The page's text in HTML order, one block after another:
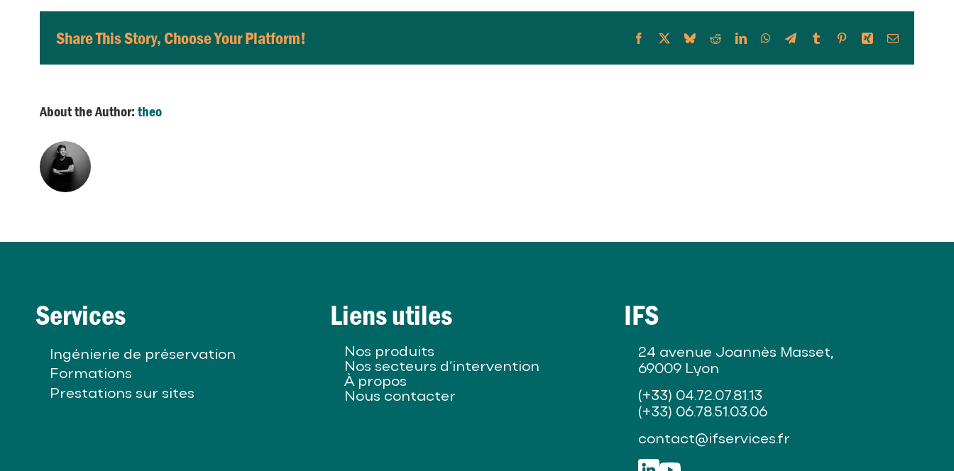
entre
Share This Story, Choose Your Platform! Facebook
X BlueskyRedditLinkedInWhatsApp
TelegramTumblrPinterestXing Email
About the Author: theo
Services
Ingénierie de préservation
Formations
Prestations sur sites
Liens utiles
Nos produits
Nos secteurs d’intervention
À propos
Nous contacter
IFS
24 avenue Joannès Masset,
69009 Lyon
(+33) 04.72.07.81.13
(+33) 06.78.51.03.06
contact@ifservices.fr